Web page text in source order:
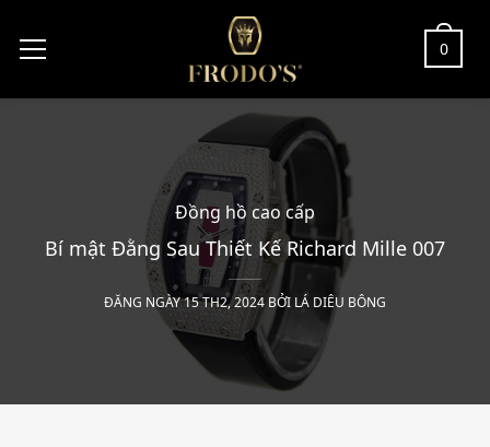
0
Đồng hồ cao cấp
Bí mật Đằng Sau Thiết Kế Richard Mille 007
ĐĂNG NGÀY 15 TH2, 2024 BỞI LÁ DIÊU BÔNG